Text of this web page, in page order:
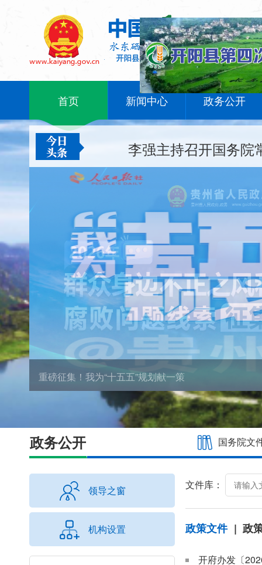
首页 新闻中心 政务公开
李强主
李强主持召开国务院
李强主持召开国务院
李强主
李强主持召开国务院
重磅征集！我为“十五五”规划献一策
政务公开 国务院文
领导之窗
机构设置
文件库：
政策文件 | 政